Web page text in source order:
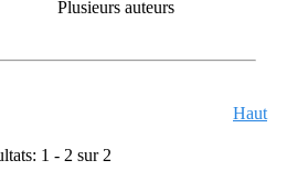
Plusieurs auteurs
Haut
1 - 2 sur 2